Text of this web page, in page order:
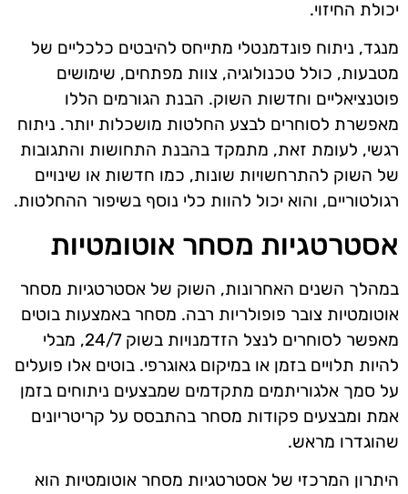
יכולת החיזוי.
מנגד, ניתוח פונדמנטלי מתייחס להיבטים כלכליים של
מטבעות, כולל טכנולוגיה, צוות מפתחים, שימושים
פוטנציאליים וחדשות השוק. הבנת הגורמים הללו
מאפשרת לסוחרים לבצע החלטות מושכלות יותר. ניתוח
רגשי, לעומת זאת, מתמקד בהבנת התחושות והתגובות
של השוק להתרחשויות שונות, כמו חדשות או שינויים
רגולטוריים, והוא יכול להוות כלי נוסף בשיפור ההחלטות.
אסטרטגיות מסחר אוטומטיות
במהלך השנים האחרונות, השוק של אסטרטגיות מסחר
אוטומטיות צובר פופולריות רבה. מסחר באמצעות בוטים
מאפשר לסוחרים לנצל הזדמנויות בשוק 24/7, מבלי
להיות תלויים בזמן או במיקום גאוגרפי. בוטים אלו פועלים
על סמך אלגוריתמים מתקדמים שמבצעים ניתוחים בזמן
אמת ומבצעים פקודות מסחר בהתבסס על קריטריונים
שהוגדרו מראש.
היתרון המרכזי של אסטרטגיות מסחר אוטומטיות הוא